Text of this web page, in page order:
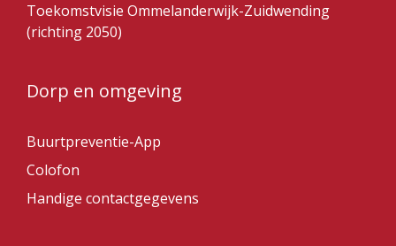
Toekomstvisie Ommelanderwijk-Zuidwending
(richting 2050)
Dorp en omgeving
Buurtpreventie-App
Colofon
Handige contactgegevens